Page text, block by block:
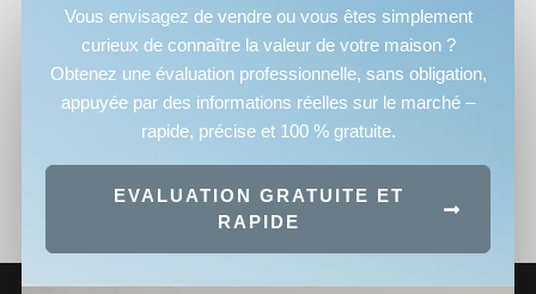
Vous envisagez de vendre ou vous êtes simplement
curieux de connaître la valeur de votre maison ?
Obtenez une évaluation professionnelle, sans obligation,
appuyée par des informations réelles sur le marché –
rapide, précise et 100 % gratuite.
EVALUATION GRATUITE ET
RAPIDE